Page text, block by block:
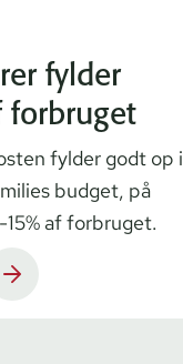
fylder
forbruget
fylder godt op i
budget, på
15% af forbruget.